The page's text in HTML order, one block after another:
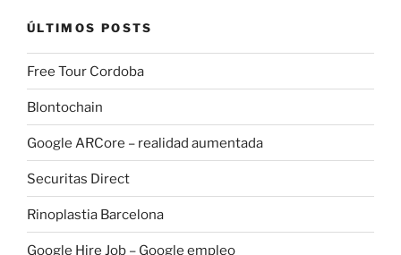
ÚLTIMOS POSTS
Free Tour Cordoba
Blontochain
Google ARCore – realidad aumentada
Securitas Direct
Rinoplastia Barcelona
Google Hire Job – Google empleo